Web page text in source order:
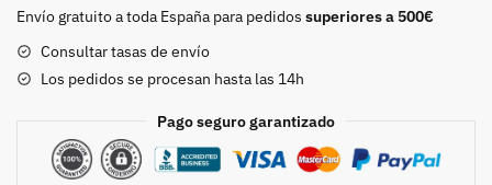
8436
Envío gratuito a toda España para pedidos superiores a 500€
Consultar tasas de envío
Los pedidos se procesan hasta las 14h
Pago seguro garantizado